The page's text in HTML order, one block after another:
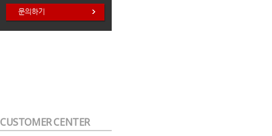
문의하기
CUSTOMER CENTER